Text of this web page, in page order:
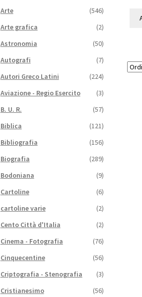
Arte
(546)
Arte grafica
(2)
Astronomia
(50)
Autografi
(7)
Autori Greco Latini
(224)
Aviazione - Regio Esercito
(3)
B. U. R.
(57)
Biblica
(121)
Bibliografia
(156)
Biografia
(289)
Bodoniana
(9)
Cartoline
(6)
cartoline varie
(2)
Cento Città d'Italia
(2)
Cinema - Fotografia
(76)
Cinquecentine
(56)
Criptografia - Stenografia
(3)
Cristianesimo
(56)